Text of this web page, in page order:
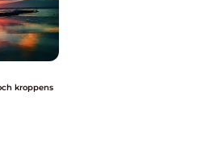
kroppens